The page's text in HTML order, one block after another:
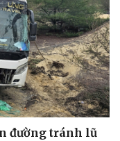
điệu
nghệ
đổi số
đường tránh lũ